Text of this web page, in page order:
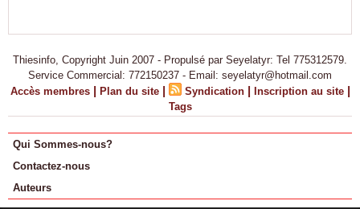
Thiesinfo, Copyright Juin 2007 - Propulsé par Seyelatyr: Tel 775312579.
Service Commercial: 772150237 - Email: seyelatyr@hotmail.com
Accès membres | Plan du site | Syndication | Inscription au site |
Tags
Qui Sommes-nous?
Contactez-nous
Auteurs